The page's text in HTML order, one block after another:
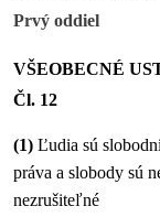
Prvý oddiel
VŠEOBECNÉ
Čl. 12
(1) Ľudia sú
práva a slobody sú
nezrušiteľné